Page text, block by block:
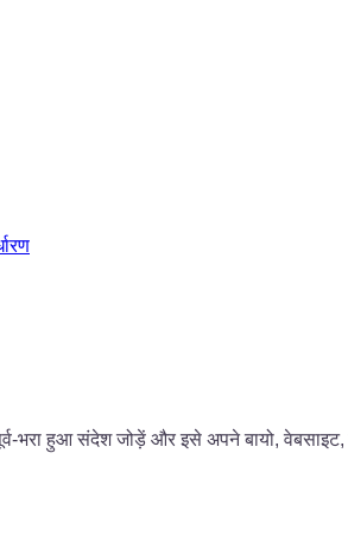
हुआ संदेश जोड़ें और इसे अपने बायो, वेबसाइट,